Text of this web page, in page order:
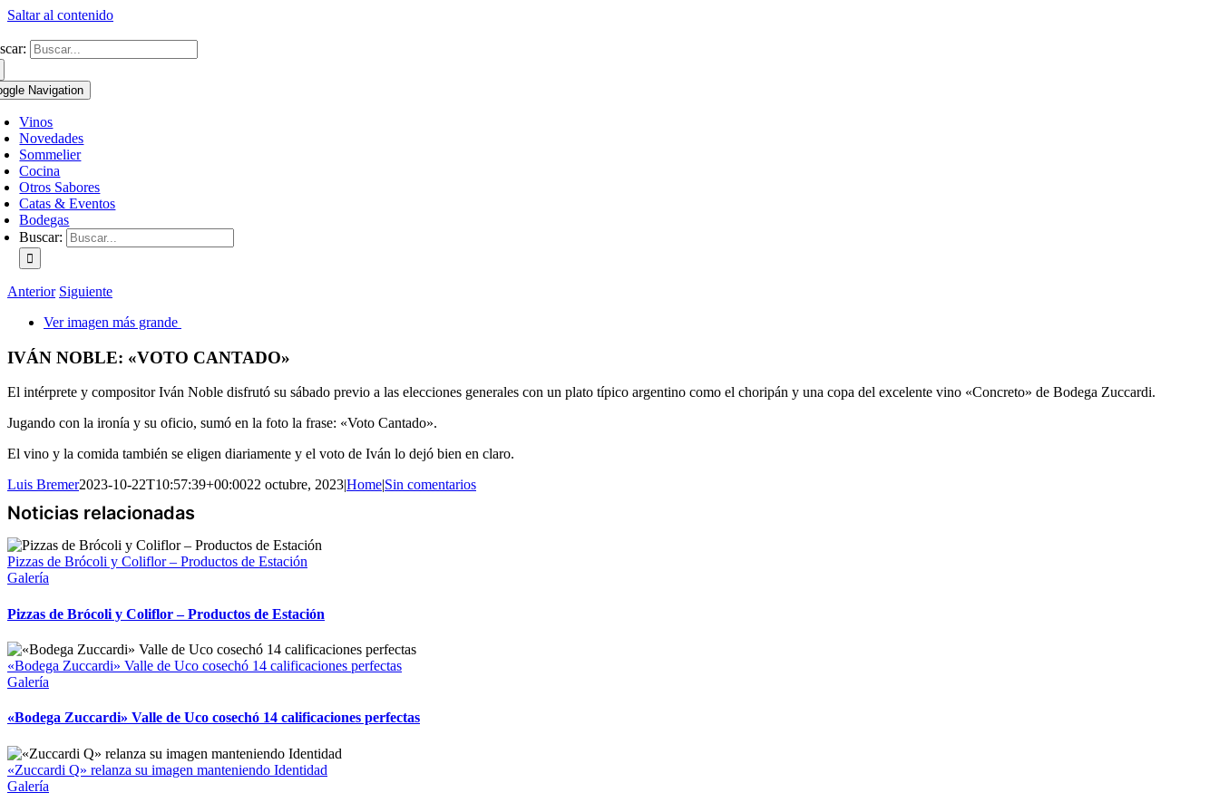
Saltar al contenido
Navigation
Vinos
Novedades
Sommelier
Cocina
Otros Sabores
Catas & Eventos
Bodegas
Buscar:
Anterior Siguiente
Ver imagen más grande
IVÁN NOBLE: «VOTO CANTADO»
El intérprete y compositor Iván Noble disfrutó su sábado previo a las elecciones generales con un plato típico argentino como el choripán y una copa del excelente vino «Concreto» de Bodega Zuccardi.
Jugando con la ironía y su oficio, sumó en la foto la frase: «Voto Cantado».
El vino y la comida también se eligen diariamente y el voto de Iván lo dejó bien en claro.
Luis Bremer2023-10-22T10:57:39+00:0022 octubre, 2023|Home|Sin comentarios
Pizzas de Brócoli y Coliflor – Productos de Estación
Galería
Pizzas de Brócoli y Coliflor – Productos de Estación
«Bodega Zuccardi» Valle de Uco cosechó 14 calificaciones perfectas
Galería
«Bodega Zuccardi» Valle de Uco cosechó 14 calificaciones perfectas
«Zuccardi Q» relanza su imagen manteniendo Identidad
Galería